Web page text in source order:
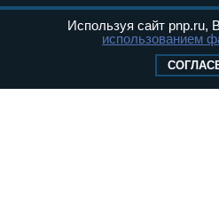
связи, информационных технологий и
массовых коммуникаций
Свидетельство о регистрации Эл №
Используя сайт pnp.ru,
использованием